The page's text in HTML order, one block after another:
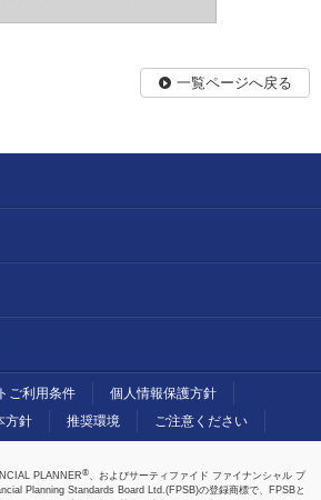
一覧ページへ戻る
ご利用条件
個人情報保護方針
方針
推奨環境 ご注意ください
PLANNER®、およびサーティファイド ファイナンシャル プ
Planning Standards Board Ltd.(FPSB)の登録商標で、FPSBと